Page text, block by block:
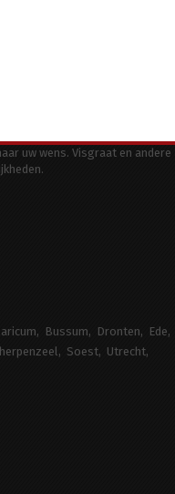
uw wens. Visgraat en andere
Bussum Dronten
Ede
Soest
Utrecht